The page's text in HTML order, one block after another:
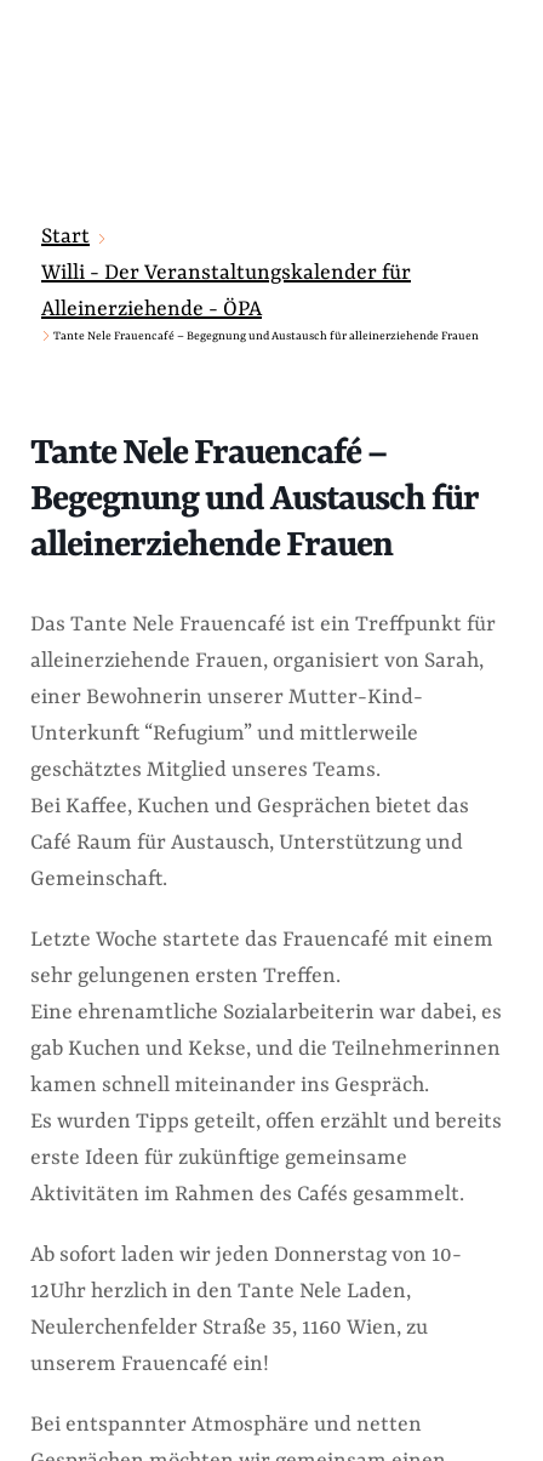
Start
Willi - Der Veranstaltungskalender für
Alleinerziehende - ÖPA
Tante Nele Frauencafé – Begegnung und Austausch für alleinerziehende Frauen
Tante Nele Frauencafé –
Begegnung und Austausch für
alleinerziehende Frauen
Das Tante Nele Frauencafé ist ein Treffpunkt für
alleinerziehende Frauen, organisiert von Sarah,
einer Bewohnerin unserer Mutter-Kind-
Unterkunft “Refugium” und mittlerweile
geschätztes Mitglied unseres Teams.
Bei Kaffee, Kuchen und Gesprächen bietet das
Café Raum für Austausch, Unterstützung und
Gemeinschaft.
Letzte Woche startete das Frauencafé mit einem
sehr gelungenen ersten Treffen.
Eine ehrenamtliche Sozialarbeiterin war dabei, es
gab Kuchen und Kekse, und die Teilnehmerinnen
kamen schnell miteinander ins Gespräch.
Es wurden Tipps geteilt, offen erzählt und bereits
erste Ideen für zukünftige gemeinsame
Aktivitäten im Rahmen des Cafés gesammelt.
Ab sofort laden wir jeden Donnerstag von 10-
12Uhr herzlich in den Tante Nele Laden,
Neulerchenfelder Straße 35, 1160 Wien, zu
unserem Frauencafé ein!
Bei entspannter Atmosphäre und netten